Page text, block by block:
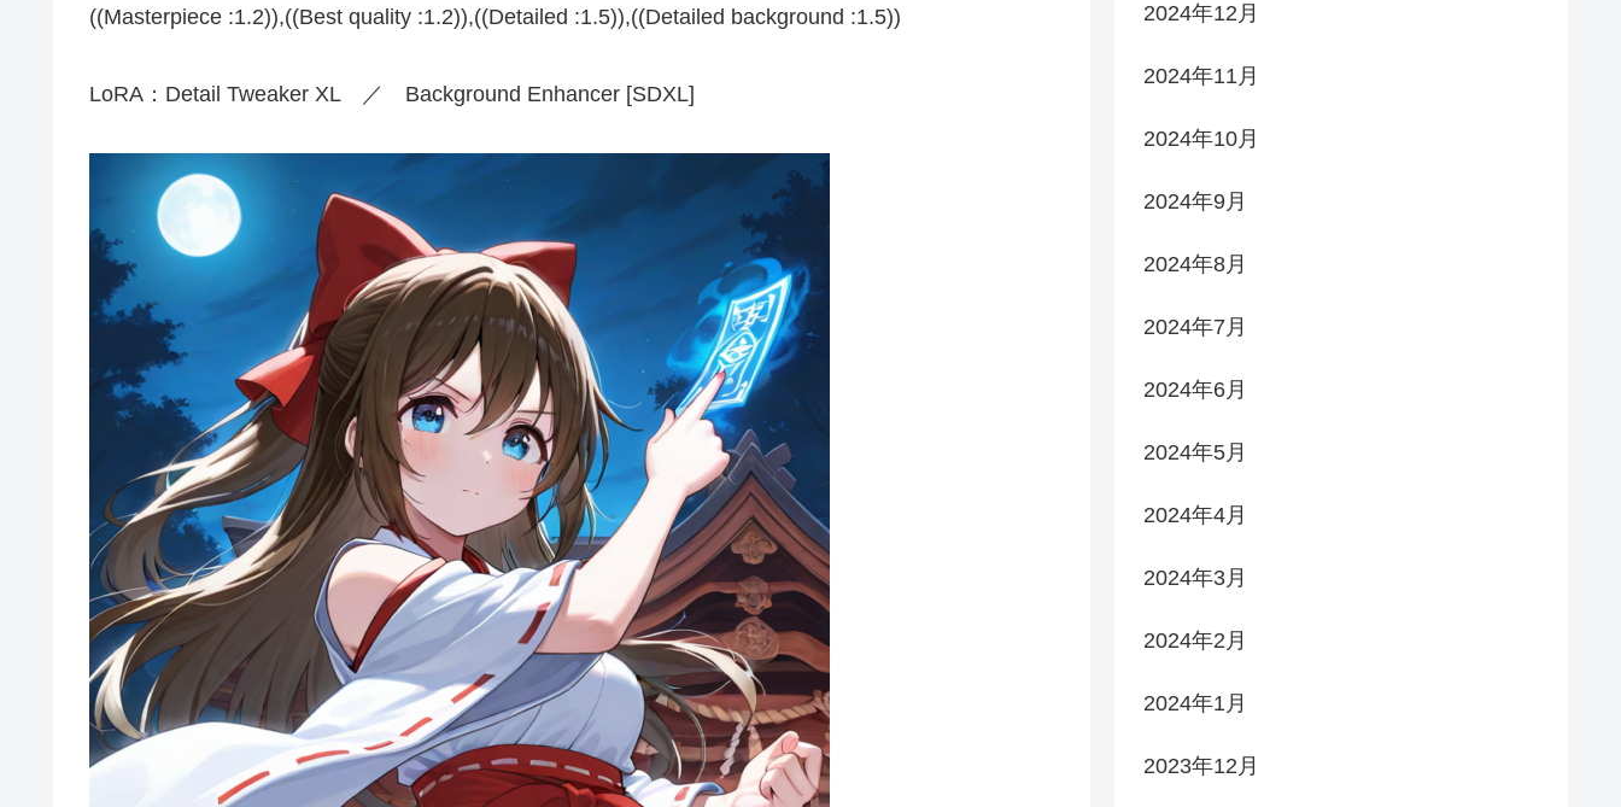
((Masterpiece :1.2)),((Best quality :1.2)),((Detailed :1.5)),((Detailed background :1.5))
LoRA：Detail Tweaker XL ／ Background Enhancer [SDXL]
2024年12月
2024年11月
2024年10月
2024年9月
2024年8月
2024年7月
2024年6月
2024年5月
2024年4月
2024年3月
2024年2月
2024年1月
2023年12月